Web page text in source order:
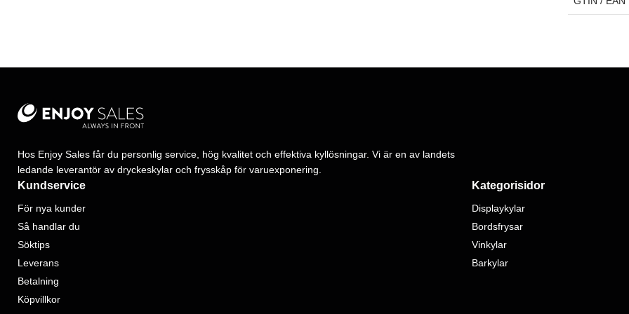
Hos Enjoy Sales får du personlig service, hög kvalitet och effektiva kyllösningar. Vi är en av landets
ledande leverantör av dryckeskylar och frysskåp för varuexponering.
Kundservice
För nya kunder
Så handlar du
Söktips
Leverans
Betalning
Köpvillkor
Kategorisidor
Displaykylar
Bordsfrysar
Vinkylar
Barkylar